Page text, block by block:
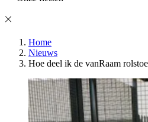
Home
Nieuws
Hoe deel ik de vanRaam